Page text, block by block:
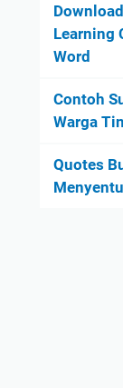
Learning
Word
Contoh
Warga
Quotes